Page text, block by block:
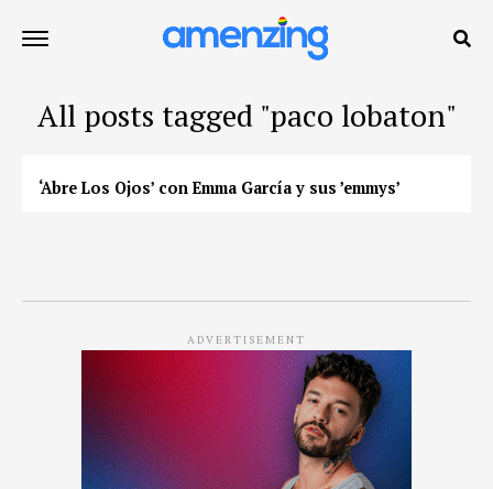
All posts tagged "paco lobaton"
‘Abre Los Ojos’ con Emma García y sus ’emmys’
ADVERTISEMENT